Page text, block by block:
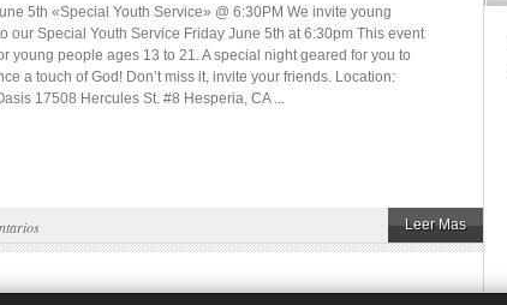
5th «Special Youth Service» @ 6:30PM We invite young
our Special Youth Service Friday June 5th at 6:30pm This event
young people ages 13 to 21. A special night geared for you to
a touch of God! Don’t miss it, invite your friends. Location:
17508 Hercules St. #8 Hesperia, CA ...
Leer Mas